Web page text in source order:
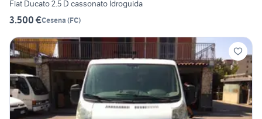
Fiat Ducato 2.5 D cassonato Idroguida
3.500 €Cesena (FC)